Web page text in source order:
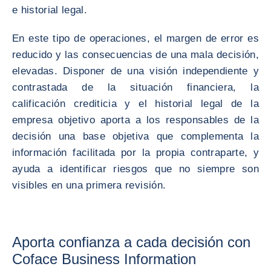
e historial legal.
En este tipo de operaciones, el margen de error es
reducido y las consecuencias de una mala decisión,
elevadas. Disponer de una visión independiente y
contrastada de la situación financiera, la
calificación crediticia y el historial legal de la
empresa objetivo aporta a los responsables de la
decisión una base objetiva que complementa la
información facilitada por la propia contraparte, y
ayuda a identificar riesgos que no siempre son
visibles en una primera revisión.
Aporta confianza a cada decisión con
Coface Business Information